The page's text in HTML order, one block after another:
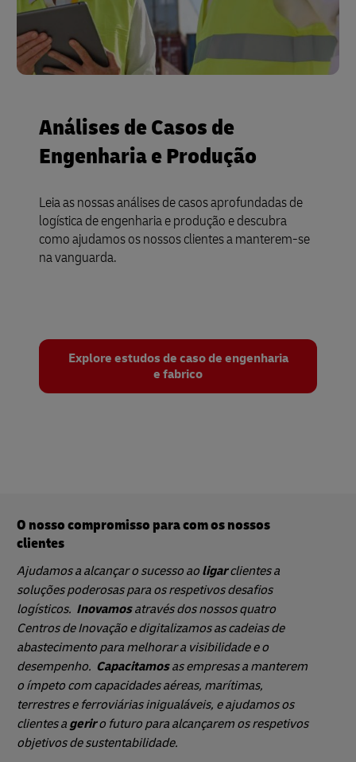
Análises de Casos de
Engenharia e Produção
Leia as nossas análises de casos aprofundadas de
logística de engenharia e produção e descubra
como ajudamos os nossos clientes a manterem-se
na vanguarda.
Explore estudos de caso de engenharia
e fabrico
O nosso compromisso para com os nossos
clientes
Ajudamos a alcançar o sucesso ao ligarclientes a
soluções poderosas para os respetivos desafios
logísticos. Inovamosatravés dos nossos quatro
Centros de Inovação e digitalizamos as cadeias de
abastecimento para melhorar a visibilidade e o
desempenho. Capacitamosas empresas a manterem
o ímpeto com capacidades aéreas, marítimas,
terrestres e ferroviárias inigualáveis, e ajudamos os
clientes a geriro futuro para alcançarem os respetivos
objetivos de sustentabilidade.